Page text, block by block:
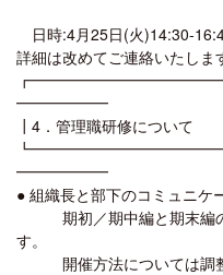
日時:4月25日(火)14:30-
詳細は改めてご連絡いたし
━━━━━━
┃4．管理職研修について
━━━━━━
● 組織長と部下のコミュニケ
期初／期中編と期末編の
す。
開催方法については調整